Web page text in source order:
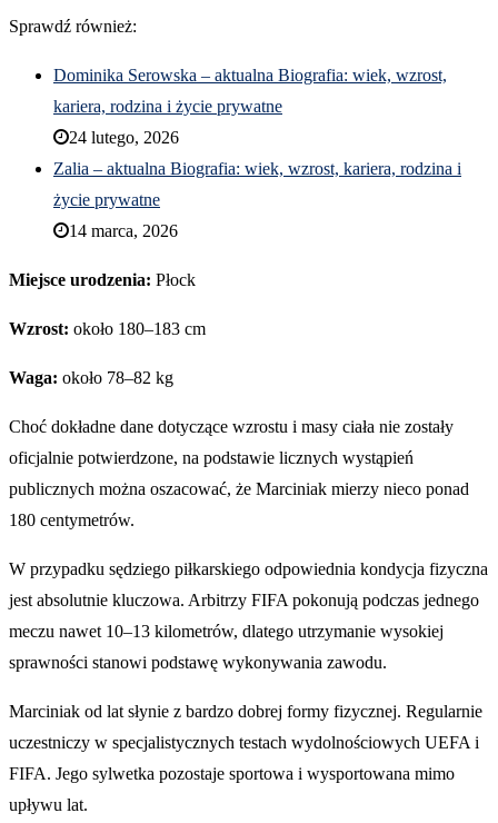
Sprawdź również:
Dominika Serowska – aktualna Biografia: wiek, wzrost,
kariera, rodzina i życie prywatne
24 lutego, 2026
Zalia – aktualna Biografia: wiek, wzrost, kariera, rodzina i
życie prywatne
14 marca, 2026
Miejsce urodzenia: Płock
Wzrost: około 180–183 cm
Waga: około 78–82 kg
Choć dokładne dane dotyczące wzrostu i masy ciała nie zostały
oficjalnie potwierdzone, na podstawie licznych wystąpień
publicznych można oszacować, że Marciniak mierzy nieco ponad
180 centymetrów.
W przypadku sędziego piłkarskiego odpowiednia kondycja fizyczna
jest absolutnie kluczowa. Arbitrzy FIFA pokonują podczas jednego
meczu nawet 10–13 kilometrów, dlatego utrzymanie wysokiej
sprawności stanowi podstawę wykonywania zawodu.
Marciniak od lat słynie z bardzo dobrej formy fizycznej. Regularnie
uczestniczy w specjalistycznych testach wydolnościowych UEFA i
FIFA. Jego sylwetka pozostaje sportowa i wysportowana mimo
upływu lat.